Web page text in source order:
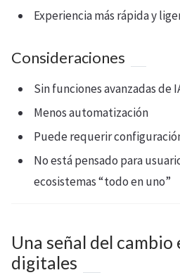
Experiencia más rápida y
Consideraciones
Sin funciones avanzadas de
Menos automatización
Puede requerir
No está pensado para
ecosistemas “todo en uno”
Una señal del
digitales